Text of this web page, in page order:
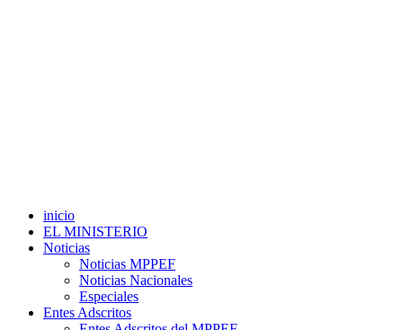
inicio
EL MINISTERIO
Noticias
Noticias MPPEF
Noticias Nacionales
Especiales
Entes Adscritos